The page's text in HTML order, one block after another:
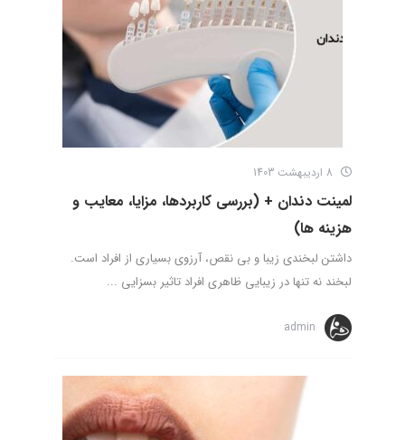
لمینت دندان + (بررسی کاربردها، مزایا، معایب و
هزینه ها)
داشتن لبخندی زیبا و بی نقص، آرزوی بسیاری از افراد است.
لبخند نه تنها در زیبایی ظاهری افراد تاثیر بسزایی ...
admin